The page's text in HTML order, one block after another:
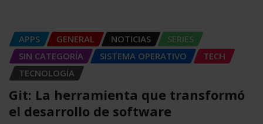
APPS GENERAL NOTICIAS
SERIES
SIN CATEGORÍA
SISTEMA OPERATIVO
TECH
TECNOLOGÍA
Git: La herramienta que transformó
el desarrollo de software